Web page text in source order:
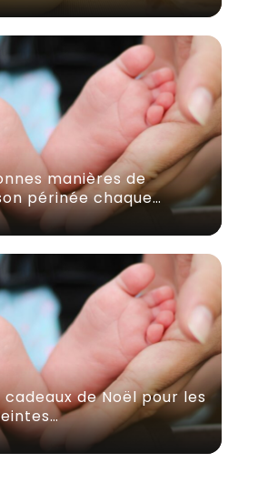
manières de
périnée chaque…
cadeaux de Noël pour les